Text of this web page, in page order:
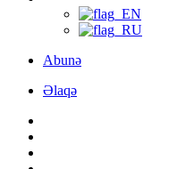
Abunə
Əlaqə